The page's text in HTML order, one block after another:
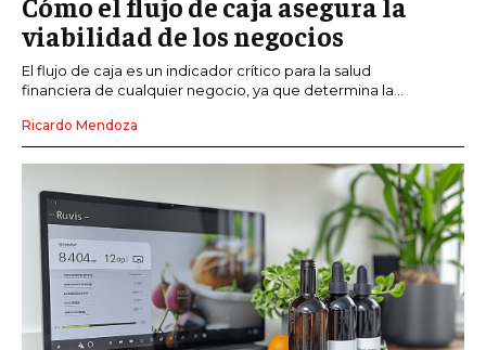
viabilidad de los negocios
El flujo de caja es un indicador crítico para la salud
financiera de cualquier negocio, ya que determina la...
Ricardo Mendoza